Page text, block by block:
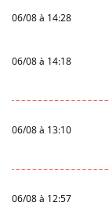
06/08 à 14:28
06/08 à 14:18
06/08 à 13:10
06/08 à 12:57